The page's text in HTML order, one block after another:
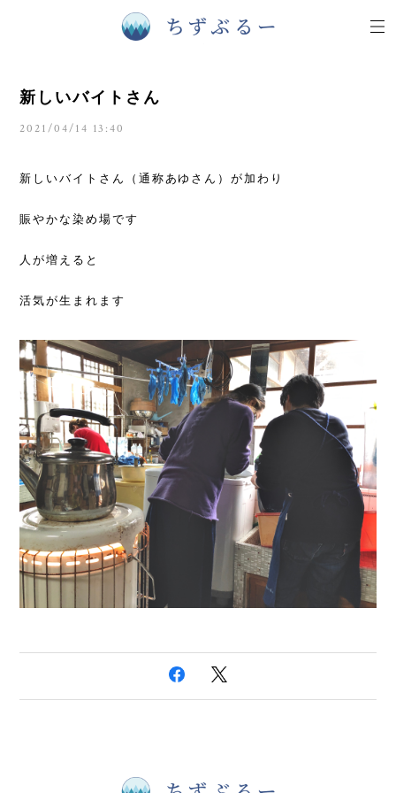
新しいバイトさん
2021/04/14 13:40
新しいバイトさん（通称あゆさん）が加わり
賑やかな染め場です
人が増えると
活気が生まれます